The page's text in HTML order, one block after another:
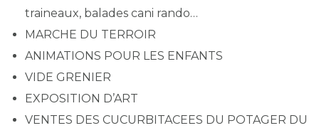
traineaux, balades cani rando…
MARCHE DU TERROIR
ANIMATIONS POUR LES ENFANTS
VIDE GRENIER
EXPOSITION D’ART
VENTES DES CUCURBITACEES DU POTAGER DU